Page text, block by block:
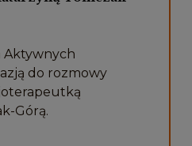
Aktywnych
do rozmowy
Górą.